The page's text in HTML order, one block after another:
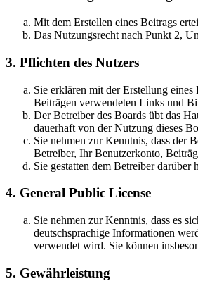
Mit dem Erstellen eines Beitrags
Das Nutzungsrecht nach Punkt 2,
3. Pflichten des Nutzers
Sie erklären mit der Erstellung eines
Beiträgen verwendeten Links und
Der Betreiber des Boards übt das
dauerhaft von der Nutzung dieses
Sie nehmen zur Kenntnis, dass der
Betreiber, Ihr Benutzerkonto,
Sie gestatten dem Betreiber
4. General Public License
Sie nehmen zur Kenntnis, dass es
deutschsprachige Informationen
verwendet wird. Sie können
5. Gewährleistung